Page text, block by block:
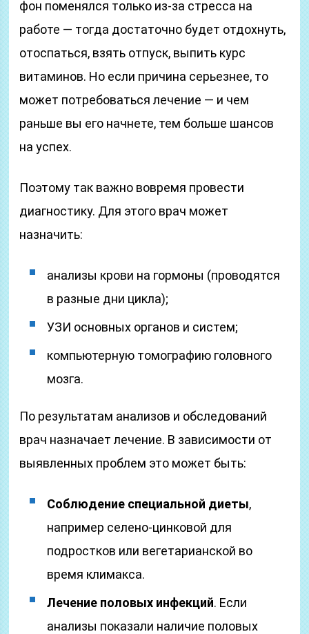
фон поменялся только из-за стресса на
работе — тогда достаточно будет отдохнуть,
отоспаться, взять отпуск, выпить курс
витаминов. Но если причина серьезнее, то
может потребоваться лечение — и чем
раньше вы его начнете, тем больше шансов
на успех.
Поэтому так важно вовремя провести
диагностику. Для этого врач может
назначить:
анализы крови на гормоны (проводятся
в разные дни цикла);
УЗИ основных органов и систем;
компьютерную томографию головного
мозга.
По результатам анализов и обследований
врач назначает лечение. В зависимости от
выявленных проблем это может быть:
Соблюдение специальной диеты,
например селено-цинковой для
подростков или вегетарианской во
время климакса.
Лечение половых инфекций. Если
анализы показали наличие половых